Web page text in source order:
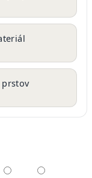
prstov